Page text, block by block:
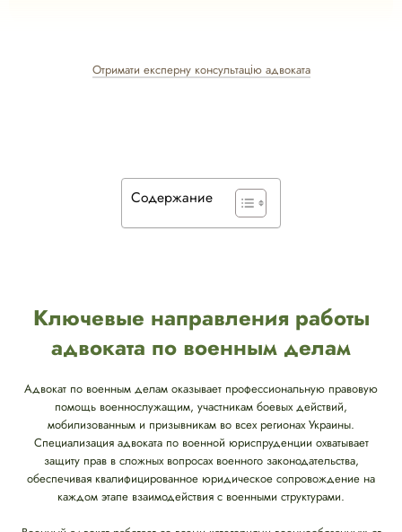
Отримати експерну консультацію адвоката
Содержание
Ключевые направления работы
адвоката по военным делам
Адвокат по военным делам оказывает профессиональную правовую
помощь военнослужащим, участникам боевых действий,
мобилизованным и призывникам во всех регионах Украины.
Специализация адвоката по военной юриспруденции охватывает
защиту прав в сложных вопросах военного законодательства,
обеспечивая квалифицированное юридическое сопровождение на
каждом этапе взаимодействия с военными структурами.